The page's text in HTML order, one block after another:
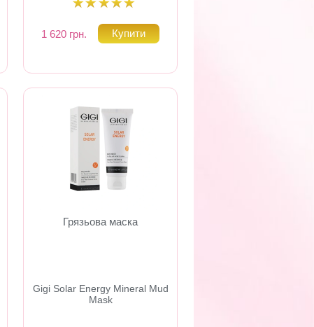
1 620 грн.
Грязьова маска
Gigi Solar Energy Mineral Mud
Mask